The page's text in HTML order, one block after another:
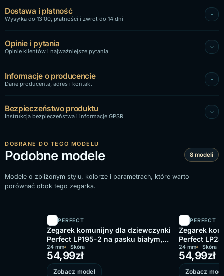
Dostawa i płatność
Wysyłka do 13:00, płatności i zwrot do 14 dni
Opinie i pytania
Opinie klientów i najważniejsze pytania
Informacje o producencie
Dane producenta, adres i kontakt
Bezpieczeństwo produktu
Instrukcja bezpieczeństwa i informacje GPSR
DOBRANE DO TEGO MODELU
Podobne modele 8 modeli
Modele o zbliżonym stylu, kolorze i parametrach, które warto
porównać obok tego zegarka.
PERFECT
Zegarek komunijny dla dziewczynki
Perfect LP195-2 na pasku białym,
biała tarcza
24 mm Skóra
54,99zł
Zobacz model
PERFECT
Zegarek
Perfect
biała tarcza
24 mm Skóra
54,99zł
Zobacz